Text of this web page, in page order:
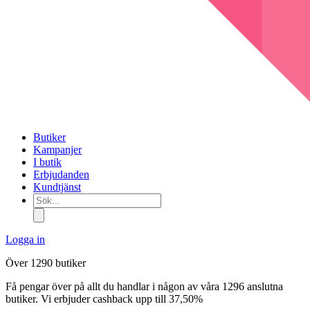
Butiker
Kampanjer
I butik
Erbjudanden
Kundtjänst
Sök...
Logga in
Över 1290 butiker
Få pengar över på allt du handlar i någon av våra 1296 anslutna
butiker. Vi erbjuder cashback upp till 37,50%